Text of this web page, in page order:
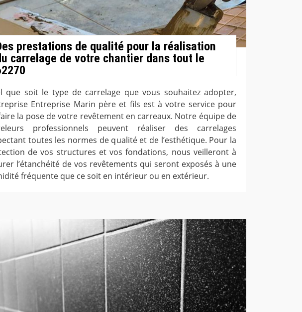
prestations de qualité pour la réalisation
carrelage de votre chantier dans tout le
que soit le type de carrelage que vous souhaitez adopter,
Entreprise Marin père et fils est à votre service pour
la pose de votre revêtement en carreaux. Notre équipe de
professionnels peuvent réaliser des carrelages
toutes les normes de qualité et de l’esthétique. Pour la
de vos structures et vos fondations, nous veilleront à
l’étanchéité de vos revêtements qui seront exposés à une
fréquente que ce soit en intérieur ou en extérieur.